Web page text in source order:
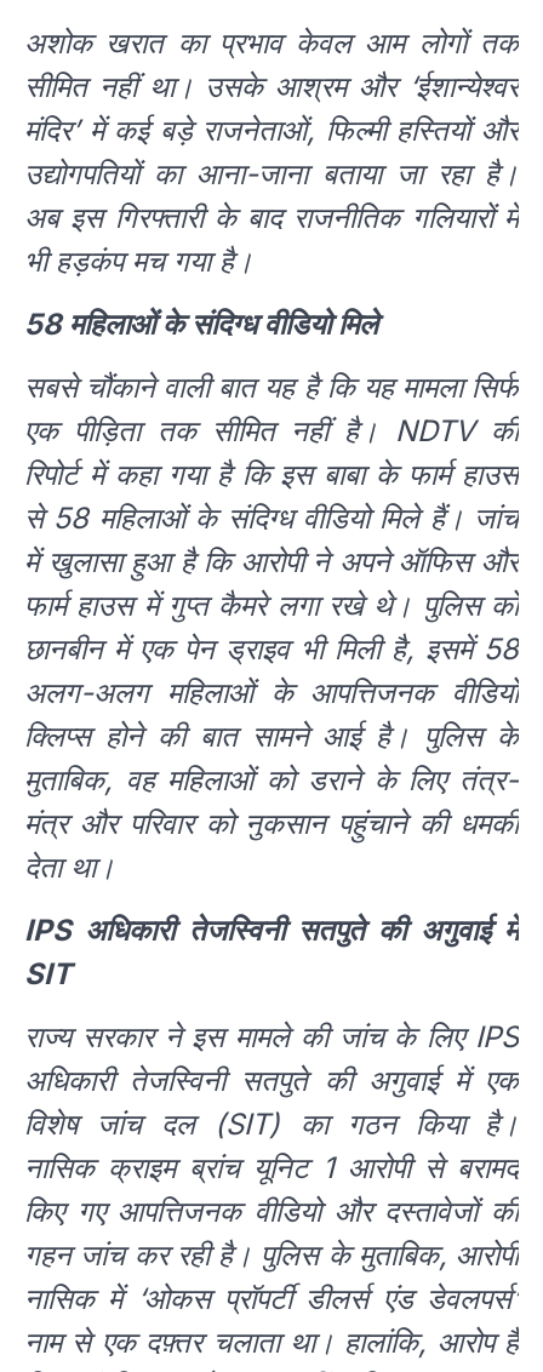
अशोक खरात का प्रभाव केवल आम लोगों तक
सीमित नहीं था। उसके आश्रम और ‘ईशान्येश्वर
मंदिर’ में कई बड़े राजनेताओं, फिल्मी हस्तियों और
उद्योगपतियों का आना-जाना बताया जा रहा है।
अब इस गिरफ्तारी के बाद राजनीतिक गलियारों में
भी हड़कंप मच गया है।
58 महिलाओं के संदिग्ध वीडियो मिले
सबसे चौंकाने वाली बात यह है कि यह मामला सिर्फ
एक पीड़िता तक सीमित नहीं है। NDTV की
रिपोर्ट में कहा गया है कि इस बाबा के फार्म हाउस
से 58 महिलाओं के संदिग्ध वीडियो मिले हैं। जांच
में खुलासा हुआ है कि आरोपी ने अपने ऑफिस और
फार्म हाउस में गुप्त कैमरे लगा रखे थे। पुलिस को
छानबीन में एक पेन ड्राइव भी मिली है, इसमें 58
अलग-अलग महिलाओं के आपत्तिजनक वीडियो
क्लिप्स होने की बात सामने आई है। पुलिस के
मुताबिक, वह महिलाओं को डराने के लिए तंत्र-
मंत्र और परिवार को नुकसान पहुंचाने की धमकी
देता था।
IPS अधिकारी तेजस्विनी सतपुते की अगुवाई में
SIT
राज्य सरकार ने इस मामले की जांच के लिए IPS
अधिकारी तेजस्विनी सतपुते की अगुवाई में एक
विशेष जांच दल (SIT) का गठन किया है।
नासिक क्राइम ब्रांच यूनिट 1 आरोपी से बरामद
किए गए आपत्तिजनक वीडियो और दस्तावेजों की
गहन जांच कर रही है। पुलिस के मुताबिक, आरोपी
नासिक में ‘ओकस प्रॉपर्टी डीलर्स एंड डेवलपर्स’
नाम से एक दफ़्तर चलाता था। हालांकि, आरोप है